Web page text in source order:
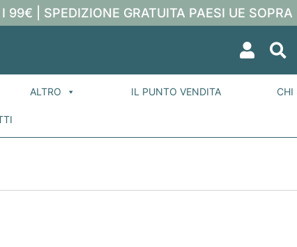
99€ | SPEDIZIONE GRATUITA PAESI UE
ALTRO IL PUNTO VENDITA CHI